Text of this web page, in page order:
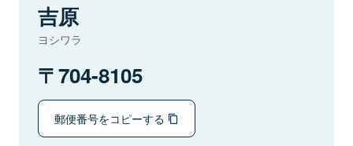
吉原
ヨシワラ
704-8105
郵便番号をコピーする